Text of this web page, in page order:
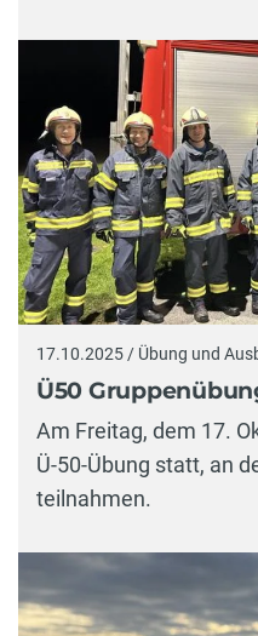
17.10.2025 / Übung und
Ü50
Am Freitag, dem 17.
Ü-50-Übung statt, an
teilnahmen.